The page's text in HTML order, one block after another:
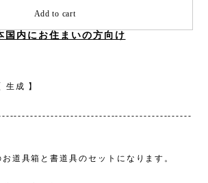
Add to cart
国内にお住まいの方向け
生成 】
道具箱と書道具のセットになります。